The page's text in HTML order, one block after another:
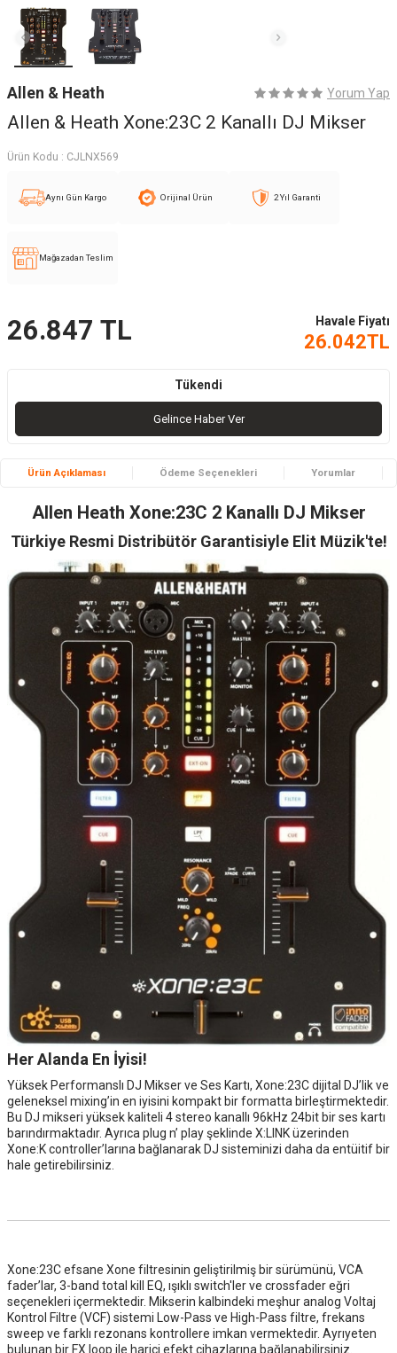
Allen & Heath Yorum Yap
Allen & Heath Xone:23C 2 Kanallı DJ Mikser
Ürün Kodu : CJLNX569
Aynı Gün Kargo Orijinal Ürün 2 Yıl Garanti
Mağazadan Teslim
26.847 TL Havale Fiyatı
26.042TL
Tükendi
Gelince Haber Ver
Ürün Açıklaması Ödeme Seçenekleri Yorumlar
Allen Heath Xone:23C 2 Kanallı DJ Mikser
Türkiye Resmi Distribütör Garantisiyle Elit Müzik'te!
Her Alanda En İyisi!
Yüksek Performanslı DJ Mikser ve Ses Kartı, Xone:23C dijital DJ’lik ve
geleneksel mixing’in en iyisini kompakt bir formatta birleştirmektedir.
Bu DJ mikseri yüksek kaliteli 4 stereo kanallı 96kHz 24bit bir ses kartı
barındırmaktadır. Ayrıca plug n’ play şeklinde X:LINK üzerinden
Xone:K controller’larına bağlanarak DJ sisteminizi daha da entüitif bir
hale getirebilirsiniz.
Xone:23C efsane Xone filtresinin geliştirilmiş bir sürümünü, VCA
fader’lar, 3-band total kill EQ, ışıklı switch'ler ve crossfader eğri
seçenekleri içermektedir. Mikserin kalbindeki meşhur analog Voltaj
Kontrol Filtre (VCF) sistemi Low-Pass ve High-Pass filtre, frekans
sweep ve farklı rezonans kontrollere imkan vermektedir. Ayrıyeten
bulunan bir FX loop ile harici efekt cihazlarına bağlanabilirsiniz.